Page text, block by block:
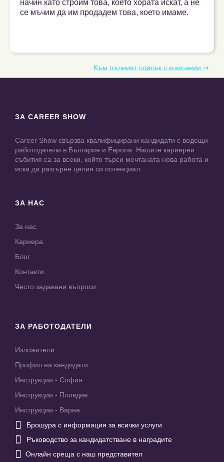
начин като строим това, което хората искат, а не
се мъчим да им продадем това, което имаме.
Kъм пълният списък с компании ➞
ЗА CAREER SHOW
Career Show свързва квалифицирани кандидати с водещи
работодатели в България и Европа. Нашите кариерни
събития са за всеки, който търси мечтаната нова работа и
иска да разгърне целия си потенциал.
ЗА НАС
За нас
Кариера
Блог
Контакти
Често задавани въпроси
ЗА РАБОТОДАТЕЛИ
Изложители
Профил на кандидати
Инструкции - София
Инструкции - Пловдив
Инструкции - Варна
 Брошура с информация за всички услуги
 Ръководство за кандидатстване в наградите
 Онлайн среща с наш представител